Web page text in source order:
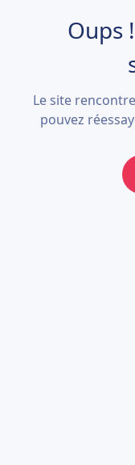
Oups
Le site
pouvez